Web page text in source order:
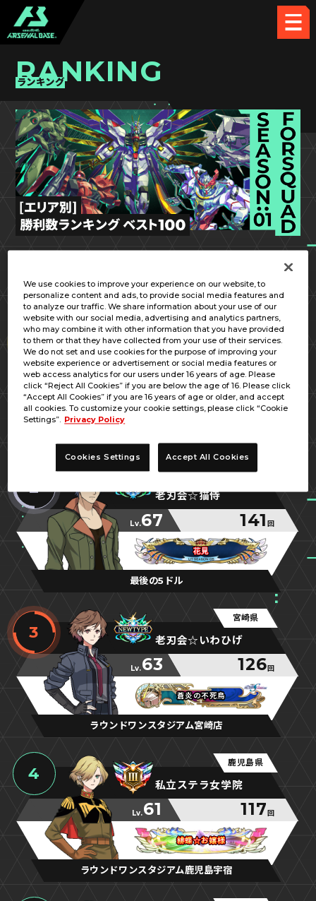
RANKING
ランキング
1
鹿児島県
バジェットガエル
Lv.65 149回
キャーン！！
キャーン！！
キャーン！！
2
福岡県
老刃会☆猫侍
Lv.67 141 回
花見
花見
花見
最後の5ドル
3
宮崎県
老刃会☆いわひげ
Lv.63 126 回
蒼炎の不死鳥
蒼炎の不死鳥
蒼炎の不死鳥
ラウンドワンスタジアム宮崎店
4
鹿児島県
私立ステラ女学院
Lv.61 117 回
緋蝶☆お嬢様
緋蝶☆お嬢様
緋蝶☆お嬢様
ラウンドワンスタジアム鹿児島宇宿
We use cookies to improve your experience on our website, to
personalize content and ads, to provide social media features and
to analyze our traffic. We share information about your use of our
website with our social media, advertising and analytics partners,
who may combine it with other information that you have provided
to them or that they have collected from your use of their services.
We do not set and use cookies for the purpose of improving your
website experience or advertisement or social media features or
web access analytics for our users under 16 years of age. Please
click “Reject All Cookies” if you are below the age of 16. Please click
“Accept All Cookies” if you are 16 years of age or older, and accept
all cookies. To customize your cookie settings, please click “Cookie
Settings”. Privacy Policy
Cookies Settings Accept All Cookies